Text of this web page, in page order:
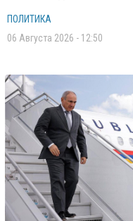
ПОЛИТИКА
06 Августа 2026 - 12:50